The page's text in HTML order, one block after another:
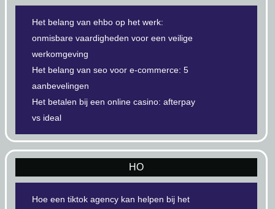
Het belang van ehbo op het werk:
onmisbare vaardigheden voor een veilige
werkomgeving
Het belang van seo voor e-commerce: 5
aanbevelingen
Het betalen bij een online casino: afterpay
vs ideal
HO
Hoe een tiktok agency kan helpen bij het